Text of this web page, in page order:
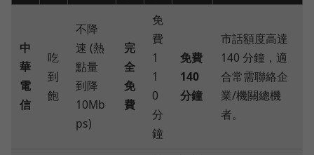
中
華
電
信
吃
到
飽
不降
速 (熱
點量
到降
10Mb
ps)
完
全
免
費
免
費
1
1
0
分
鐘
免費
140
分鐘
市話額度高達
140 分鐘，適
合常需聯絡企
業/機關總機
者。